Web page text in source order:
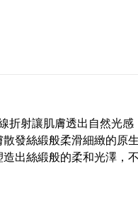
折射讓肌膚透出自然光
發絲緞般柔滑細緻的原
出絲緞般的柔和光澤，